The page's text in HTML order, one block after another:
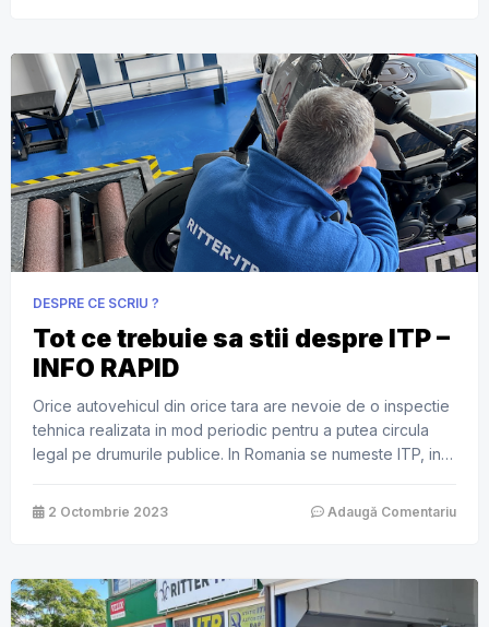
DESPRE CE SCRIU ?
Tot ce trebuie sa stii despre ITP –
INFO RAPID
Orice autovehicul din orice tara are nevoie de o inspectie
tehnica realizata in mod periodic pentru a putea circula
legal pe drumurile publice. In Romania se numeste ITP, in
TUV cum il stie toata lumea ) si asa mai departe. In
2 Octombrie 2023 Adaugă Comentariu